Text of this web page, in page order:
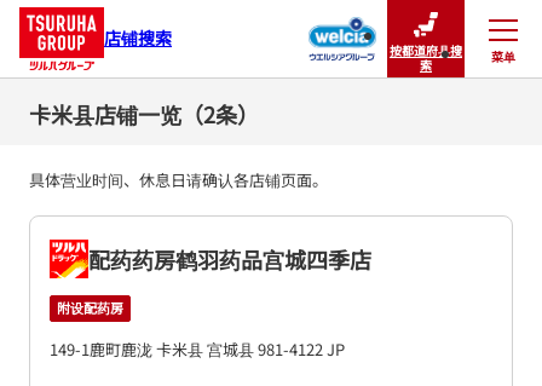
店铺搜索
按都道府县搜
索
菜单
关闭
卡米县店铺一览（2条）
具体营业时间、休息日请确认各店铺页面。
配药药房鹤羽药品宫城四季店
附设配药房
149-1鹿町鹿泷卡米县宫城县981-4122 JP